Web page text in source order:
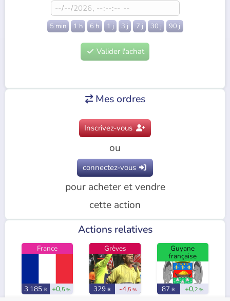
5 min 1 h 6 h 1 j 3 j 7 j 30 j 90 j
 Valider l'achat
Mes ordres
Inscrivez-vous
ou
connectez-vous
pour acheter et vendre
cette action
Actions relatives
France
3 185 𝔹 +0,5 %
Grèves
329 𝔹 -4,5 %
Guyane
française
87 𝔹 +0,2 %